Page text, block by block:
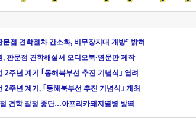
문점 견학절차 간소화, 비무장지대 개방” 밝혀
, 판문점 견학해설서 오디오북·영문판 제작
2주년 계기 ｢동해북부선 추진 기념식｣ 열려
2주년 계기, ｢동해북부선 추진 기념식｣ 개최
견학 잠정 중단…아프리카돼지열병 방역